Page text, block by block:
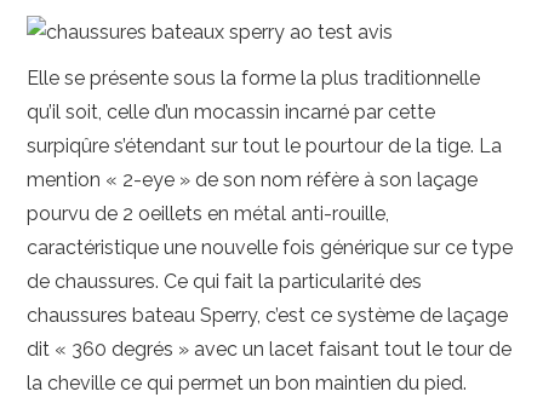
Elle se présente sous la forme la plus traditionnelle
qu’il soit, celle d’un mocassin incarné par cette
surpiqûre s’étendant sur tout le pourtour de la tige. La
mention « 2-eye » de son nom réfère à son laçage
pourvu de 2 oeillets en métal anti-rouille,
caractéristique une nouvelle fois générique sur ce type
de chaussures. Ce qui fait la particularité des
chaussures bateau Sperry, c’est ce système de laçage
dit « 360 degrés » avec un lacet faisant tout le tour de
la cheville ce qui permet un bon maintien du pied.